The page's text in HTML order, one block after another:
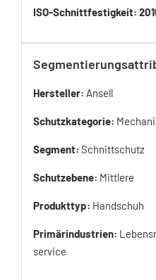
ISO-Schnittfestigkeit:
Hersteller: Ansell
Schutzkategorie:
Segment: Schnittschutz
Schutzebene: Mittlere
Produkttyp: Handschuh
Primärindustrien:
service